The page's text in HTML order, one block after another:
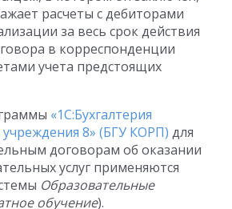
расчеты с дебиторами
за весь срок действия
в корреспонденции
учета предстоящих
«1С:Бухгалтерия
учреждения 8» (БГУ КОРП) для
договорам об оказании
услуг применяются
Образовательные
обучение).